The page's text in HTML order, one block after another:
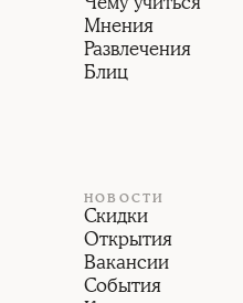
Мнения
Развлечения
Блиц
НОВОСТИ
Скидки
Открытия
Вакансии
События